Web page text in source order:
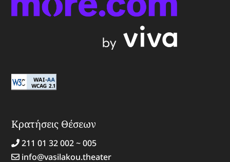
Κρατήσεις Θέσεων
211 01 32 002 ~ 005
info@vasilakou.theater